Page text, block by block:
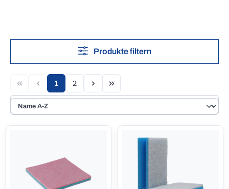
Produkte filtern
Seite
1 Seite
2